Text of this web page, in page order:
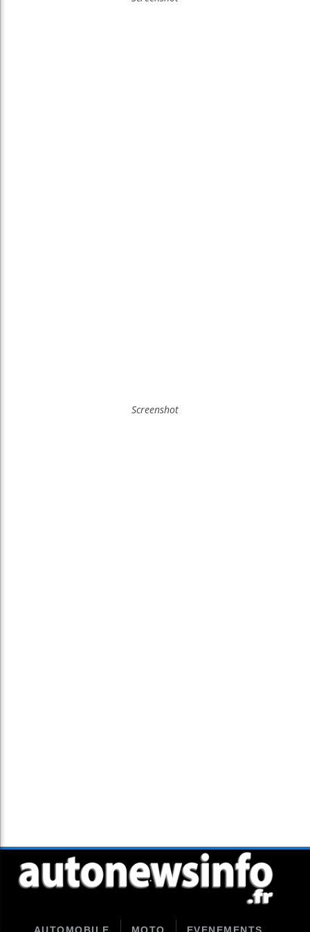
Screenshot
AUTOMOBILE MOTO EVENEMENTS